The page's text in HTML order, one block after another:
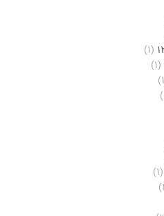
(۱)
(۱)
(۱)